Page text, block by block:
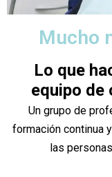
Mucho
Lo que
equipo de
Un grupo de
formación continua
las